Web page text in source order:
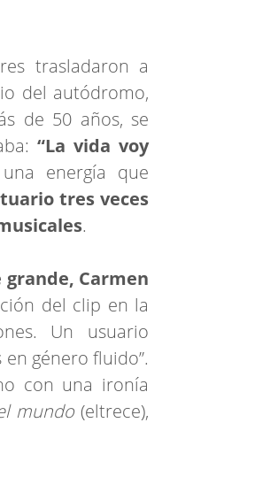
trasladaron a
del autódromo,
de 50 años, se
“La vida voy
energía que
tres veces
.
grande, Carmen
del clip en la
Un usuario
género fluido”.
con una ironía
mundo (eltrece),